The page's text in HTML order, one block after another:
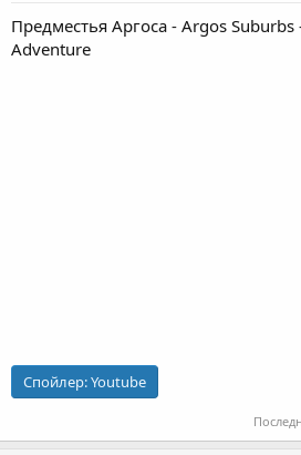
я
Предместья Аргоса - Argos
Adventure
Спойлер:Youtube